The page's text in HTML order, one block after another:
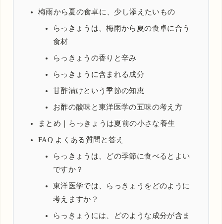
梅雨から夏の食卓に、少し添えたいもの
らっきょうは、梅雨から夏の食卓に合う
食材
らっきょうの香りと辛み
らっきょうに含まれる成分
甘酢漬けという季節の知恵
お酢の酸味と東洋医学の五味の考え方
まとめ｜らっきょうは夏前の小さな養生
FAQ よくある質問と答え
らっきょうは、どの季節に食べるとよい
ですか？
東洋医学では、らっきょうをどのように
考えますか？
らっきょうには、どのような成分が含ま